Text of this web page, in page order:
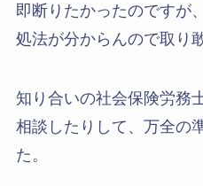
即断りたかったのですが
処法が分からんので取り
知り合いの社会保険労務
相談したりして、万全の
た。